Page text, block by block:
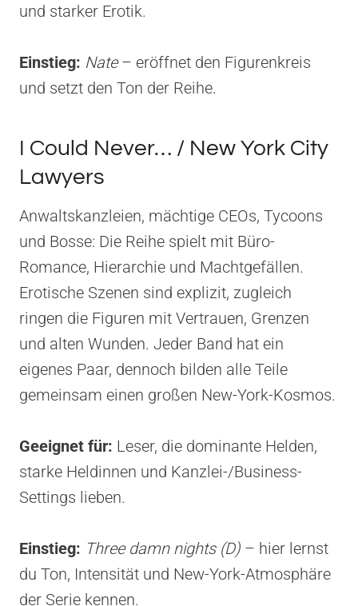
und starker Erotik.
Einstieg: Nate– eröffnet den Figurenkreis
und setzt den Ton der Reihe.
I Could Never… / New York City
Lawyers
Anwaltskanzleien, mächtige CEOs, Tycoons
und Bosse: Die Reihe spielt mit Büro-
Romance, Hierarchie und Machtgefällen.
Erotische Szenen sind explizit, zugleich
ringen die Figuren mit Vertrauen, Grenzen
und alten Wunden. Jeder Band hat ein
eigenes Paar, dennoch bilden alle Teile
gemeinsam einen großen New-York-Kosmos.
Geeignet für: Leser, die dominante Helden,
starke Heldinnen und Kanzlei-/Business-
Settings lieben.
Einstieg: Three damn nights (D) – hier lernst
du Ton, Intensität und New-York-Atmosphäre
der Serie kennen.